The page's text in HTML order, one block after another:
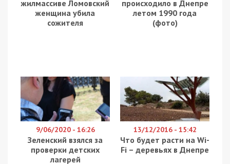
Транзитная — располагается по центру.
Это то место, где люди ходят больше
столики кафе, летние террасы или
озеленения. Также обычно старые дома
имеют лестницы и пандусы, которые
мешают людям. Именно поэтому
покрытие в этой зоне должно быть
таким, чтобы заходить сюда было не
слишком комфортно и люди шли
транзитной зоной.